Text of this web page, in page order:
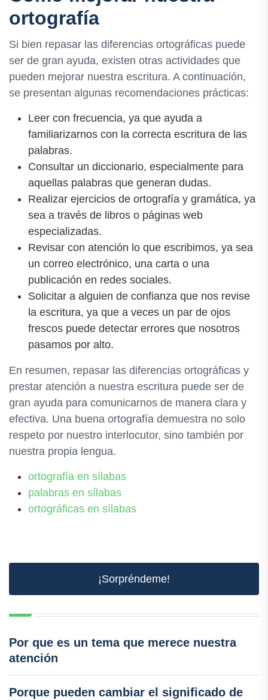
ortografía
Si bien repasar las diferencias ortográficas puede
ser de gran ayuda, existen otras actividades que
pueden mejorar nuestra escritura. A continuación,
se presentan algunas recomendaciones prácticas:
Leer con frecuencia, ya que ayuda a
familiarizarnos con la correcta escritura de las
palabras.
Consultar un diccionario, especialmente para
aquellas palabras que generan dudas.
Realizar ejercicios de ortografía y gramática, ya
sea a través de libros o páginas web
especializadas.
Revisar con atención lo que escribimos, ya sea
un correo electrónico, una carta o una
publicación en redes sociales.
Solicitar a alguien de confianza que nos revise
la escritura, ya que a veces un par de ojos
frescos puede detectar errores que nosotros
pasamos por alto.
En resumen, repasar las diferencias ortográficas y
prestar atención a nuestra escritura puede ser de
gran ayuda para comunicarnos de manera clara y
efectiva. Una buena ortografía demuestra no solo
respeto por nuestro interlocutor, sino también por
nuestra propia lengua.
ortografía en sílabas
palabras en sílabas
ortográficas en sílabas
¡Sorpréndeme!
Por que es un tema que merece nuestra
atención
Porque pueden cambiar el significado de